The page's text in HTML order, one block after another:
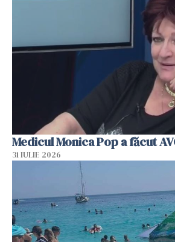
Medicul Monica Pop a făcut
31 IULIE 2026